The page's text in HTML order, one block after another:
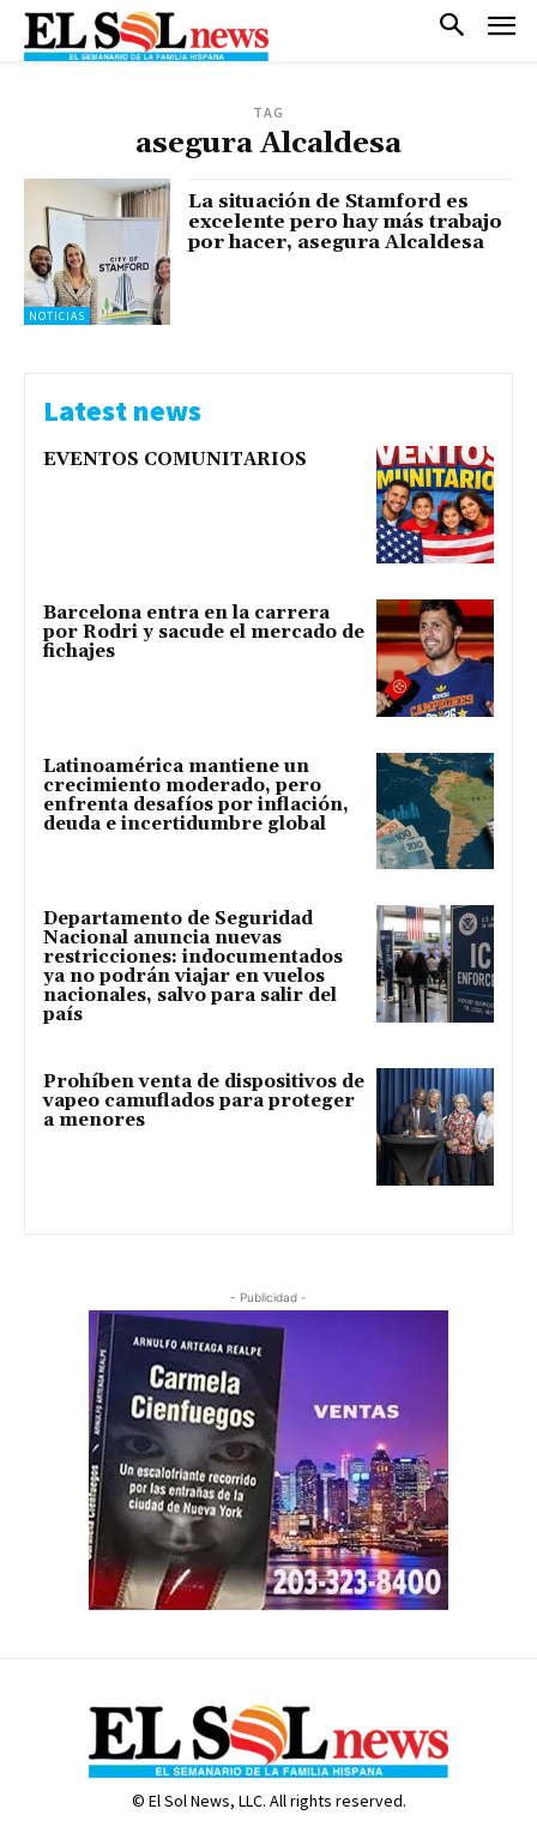
TAG
asegura Alcaldesa
NOTICIAS
La situación de Stamford es
excelente pero hay más trabajo
por hacer, asegura Alcaldesa
Latest news
EVENTOS COMUNITARIOS
Barcelona entra en la carrera
por Rodri y sacude el mercado de
fichajes
Latinoamérica mantiene un
crecimiento moderado, pero
enfrenta desafíos por inflación,
deuda e incertidumbre global
Departamento de Seguridad
Nacional anuncia nuevas
restricciones: indocumentados
ya no podrán viajar en vuelos
nacionales, salvo para salir del
país
Prohíben venta de dispositivos de
vapeo camuflados para proteger
a menores
- Publicidad -
© El Sol News, LLC. All rights reserved.